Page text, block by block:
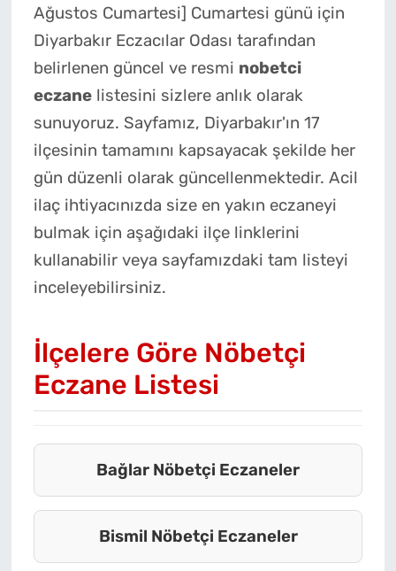
Ağustos Cumartesi] Cumartesi günü için
Diyarbakır Eczacılar Odası tarafından
belirlenen güncel ve resmi nobetci
eczane listesini sizlere anlık olarak
sunuyoruz. Sayfamız, Diyarbakır'ın 17
ilçesinin tamamını kapsayacak şekilde her
gün düzenli olarak güncellenmektedir. Acil
ilaç ihtiyacınızda size en yakın eczaneyi
bulmak için aşağıdaki ilçe linklerini
kullanabilir veya sayfamızdaki tam listeyi
inceleyebilirsiniz.
İlçelere Göre Nöbetçi
Eczane Listesi
Bağlar Nöbetçi Eczaneler
Bismil Nöbetçi Eczaneler